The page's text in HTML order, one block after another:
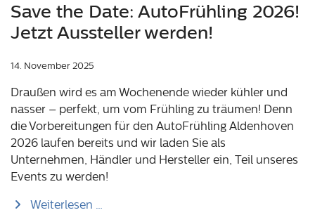
Save the Date: AutoFrühling 2026!
Jetzt Aussteller werden!
14. November 2025
Draußen wird es am Wochenende wieder kühler und
nasser – perfekt, um vom Frühling zu träumen! Denn
die Vorbereitungen für den AutoFrühling Aldenhoven
2026 laufen bereits und wir laden Sie als
Unternehmen, Händler und Hersteller ein, Teil unseres
Events zu werden!
Weiterlesen …